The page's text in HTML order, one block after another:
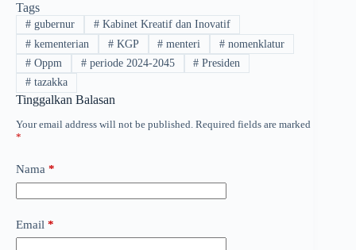
Tags
#gubernur #Kabinet Kreatif dan Inovatif
#kementerian #KGP # menteri # nomenklatur
#Oppm #periode 2024-2045 # Presiden
#tazakka
Tinggalkan Balasan
Your email address will not be published. Required fields are marked
*
Nama *
Email *